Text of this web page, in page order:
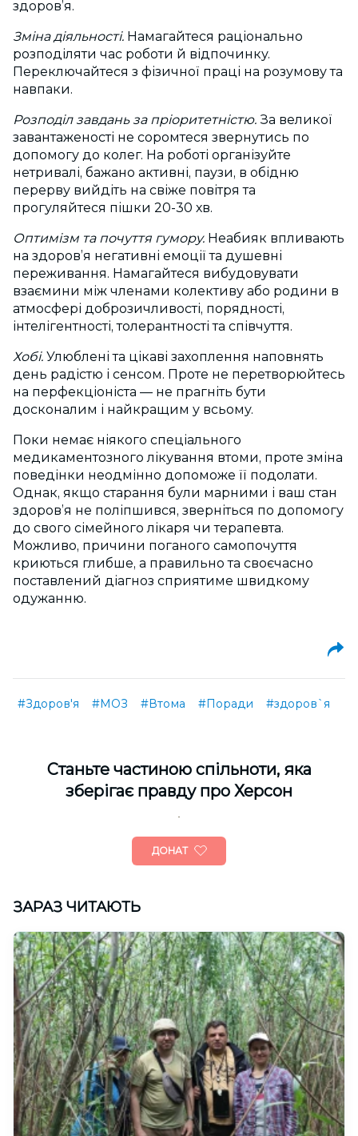
здоров’я.
Зміна діяльності. Намагайтеся раціонально
розподіляти час роботи й відпочинку.
Переключайтеся з фізичної праці на розумову та
навпаки.
Розподіл завдань за пріоритетністю. За великої
завантаженості не соромтеся звернутись по
допомогу до колег. На роботі організуйте
нетривалі, бажано активні, паузи, в обідню
перерву вийдіть на свіже повітря та
прогуляйтеся пішки 20-30 хв.
Оптимізм та почуття гумору. Неабияк впливають
на здоров’я негативні емоції та душевні
переживання. Намагайтеся вибудовувати
взаємини між членами колективу або родини в
атмосфері доброзичливості, порядності,
інтелігентності, толерантності та співчуття.
Хобі. Улюблені та цікаві захоплення наповнять
день радістю і сенсом. Проте не перетворюйтесь
на перфекціоніста — не прагніть бути
досконалим і найкращим у всьому.
Поки немає ніякого спеціального
медикаментозного лікування втоми, проте зміна
поведінки неодмінно допоможе її подолати.
Однак, якщо старання були марними і ваш стан
здоров’я не поліпшився, зверніться по допомогу
до свого сімейного лікаря чи терапевта.
Можливо, причини поганого самопочуття
криються глибше, а правильно та своєчасно
поставлений діагноз сприятиме швидкому
одужанню.
#Здоров'я #МОЗ #Втома #Поради #здоров`я
Cтаньте частиною спільноти, яка
зберігає правду про Херсон
ДОНАТ
ЗАРАЗ ЧИТАЮТЬ